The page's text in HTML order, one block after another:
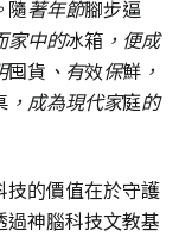
隨著年節腳步逼
家中的冰箱，便成
貨、有效保鮮，
，成為現代家庭的
技的價值在於守護
神腦科技文教基